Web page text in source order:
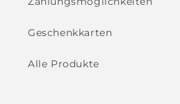
Geschenkkarten
Alle Produkte